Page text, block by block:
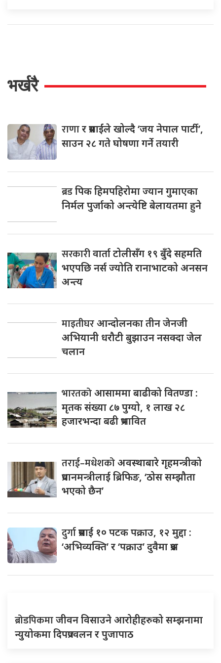
भर्खरै
राणार प्रसाईंले खोल्दै ‘जय नेपाल पार्टी’,
साउन २८ गते घोषणा गर्ने तयारी
ब्रडपिक हिमपहिरोमा ज्यान गुमाएका
निर्मल पुर्जाको अन्त्येष्टि बेलायतमा हुने
सरकारीवार्ता टोलीसँग १९ बुँदे सहमति
भएपछि नर्स ज्योति रानाभाटको अनसन
अन्त्य
माइतीघरआन्दोलनका तीन जेनजी
अभियानी धरौटी बुझाउन नसक्दा जेल
चलान
भारतकोआसाममा बाढीको वितण्डा :
मृतक संख्या ८७ पुग्यो, १ लाख २८
हजारभन्दा बढी प्रभावित
तराई–मधेशकोअवस्थाबारे गृहमन्त्रीको
प्रधानमन्त्रीलाई ब्रिफिङ, ‘ठोस सम्झौता
भएको छैन’
दुर्गाप्रसाईं १० पटक पक्राउ, १२ मुद्दा :
‘अभिव्यक्ति’ र ‘पक्राउ’ दुवैमा प्रश्न
ब्रोडपिकमाजीवन विसाउने आरोहीहरुको सम्झनामा
न्युयोकमा दिपप्रज्वलन र पुजापाठ